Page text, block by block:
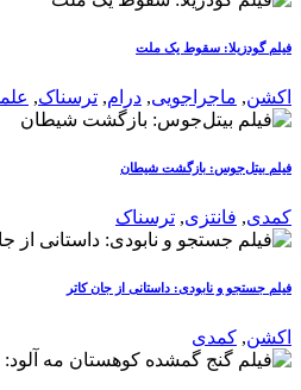
فیلم گودزیلا: سقوط یک ملت
اکشن, ماجراجویی, درام, ترسناک,
فیلم بیتل‌جوس: بازگشت شیطان
کمدی, فانتزی, ترسناک
فیلم جستجو و نابودی: داستانی از جان کاتر
اکشن, کمدی